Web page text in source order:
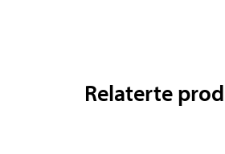
Relaterte